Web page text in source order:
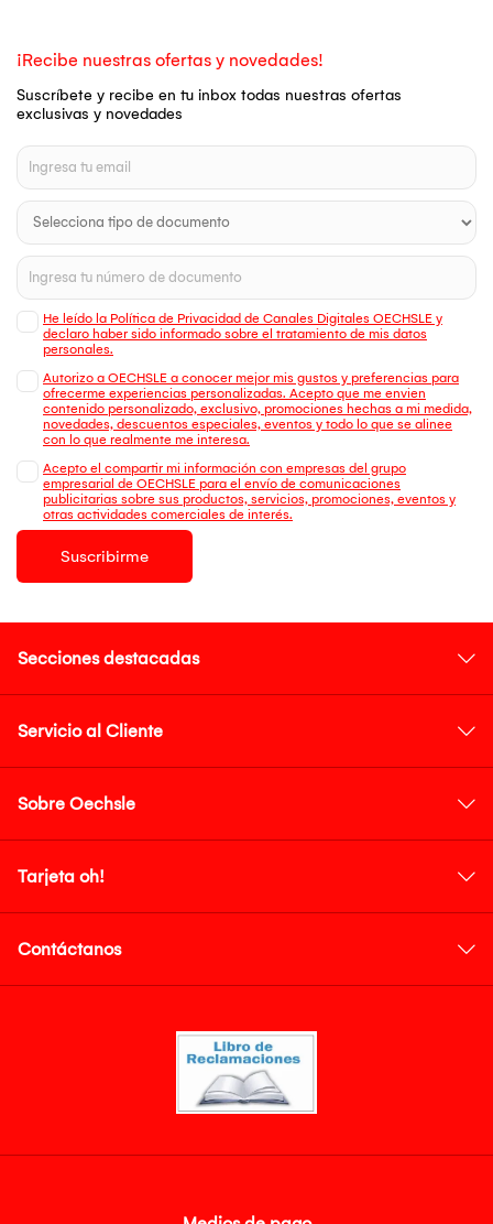
¡Recibe nuestras ofertas y novedades!
Suscríbete y recibe en tu inbox todas nuestras ofertas
exclusivas y novedades
He leído la Política de Privacidad de Canales Digitales OECHSLE y
declaro haber sido informado sobre el tratamiento de mis datos
personales.
Autorizo a OECHSLE a conocer mejor mis gustos y preferencias para
ofrecerme experiencias personalizadas. Acepto que me envien
contenido personalizado, exclusivo, promociones hechas a mi medida,
novedades, descuentos especiales, eventos y todo lo que se alinee
con lo que realmente me interesa.
Acepto el compartir mi información con empresas del grupo
empresarial de OECHSLE para el envío de comunicaciones
publicitarias sobre sus productos, servicios, promociones, eventos y
otras actividades comerciales de interés.
Suscribirme
Secciones destacadas
Servicio al Cliente
Sobre Oechsle
Tarjeta oh!
Contáctanos